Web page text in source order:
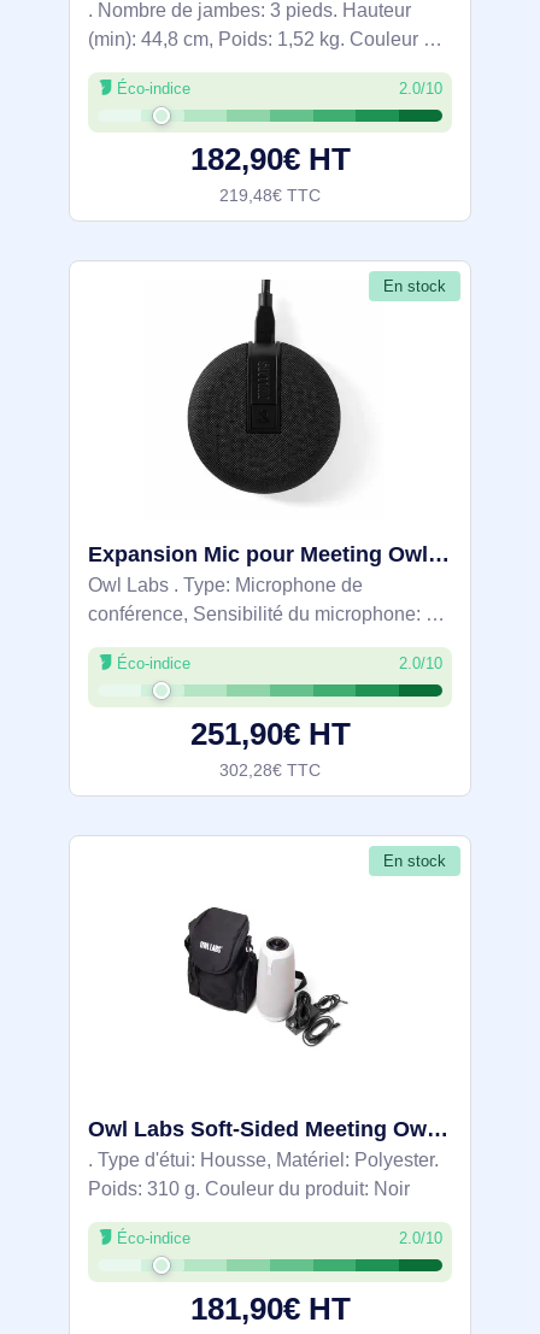
. Nombre de jambes: 3 pieds. Hauteur
(min): 44,8 cm, Poids: 1,52 kg. Couleur du
produit: Argent
Éco-indice 2.0/10
182,90€ HT
219,48€ TTC
En stock
Expansion Mic pour Meeting Owl 3 : étendez la portée audio de plus de 2,4 m dans les grands espaces. - EXM100-1100
Owl Labs . Type: Microphone de
conférence, Sensibilité du microphone: 72
dB, Type de direction de microphone:
Cardioïde. Technologie de connectivité:
Avec fil, Interface de l'appareil: Micro
Éco-indice 2.0/10
251,90€ HT
302,28€ TTC
En stock
Owl Labs Soft-Sided Meeting Owl Carrying Case - ACCMTW000-0001
. Type d'étui: Housse, Matériel: Polyester.
Poids: 310 g. Couleur du produit: Noir
Éco-indice 2.0/10
181,90€ HT